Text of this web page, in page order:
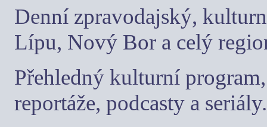
Denní zpravodajský,
Lípu, Nový Bor a celý
Přehledný kulturní
reportáže, podcasty a seriály.